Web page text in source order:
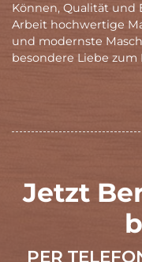
Können, Qualität und
Arbeit hochwertige
und modernste
besondere Liebe zum
Jetzt
PER